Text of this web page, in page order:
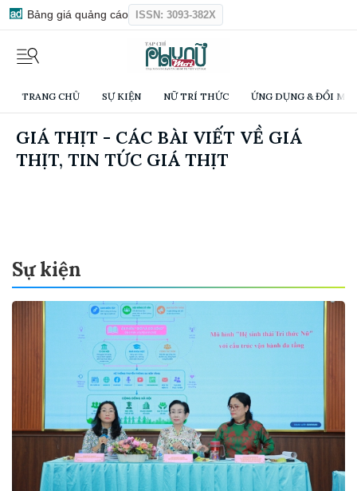
Bảng giá quảng cáo ISSN: 3093-382X
TRANG CHỦ SỰ KIỆN NỮ TRÍ THỨC ỨNG DỤNG & ĐỔI
GIÁ THỊT - CÁC BÀI VIẾT VỀ GIÁ
THỊT, TIN TỨC GIÁ THỊT
Sự kiện